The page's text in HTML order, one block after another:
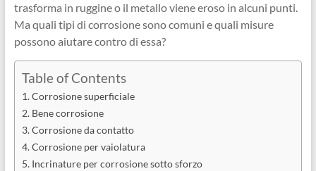
trasforma in ruggine o il metallo viene eroso in alcuni punti.
Ma quali tipi di corrosione sono comuni e quali misure
possono aiutare contro di essa?
Table of Contents
Corrosione superficiale
Bene corrosione
Corrosione da contatto
Corrosione per vaiolatura
Incrinature per corrosione sotto sforzo